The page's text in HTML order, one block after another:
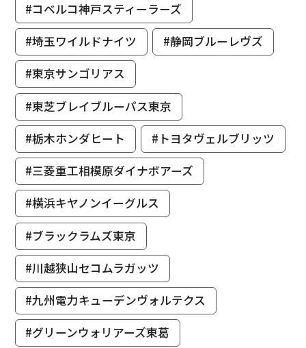
#コベルコ神戸スティーラーズ
#埼玉ワイルドナイツ
#静岡ブルーレヴズ
#東京サンゴリアス
#東芝ブレイブルーパス東京
#栃木ホンダヒート
#トヨタヴェルブリッツ
#三菱重工相模原ダイナボアーズ
#横浜キヤノンイーグルス
#ブラックラムズ東京
#川越狭山セコムラガッツ
#九州電力キューデンヴォルテクス
#グリーンウォリアーズ東葛